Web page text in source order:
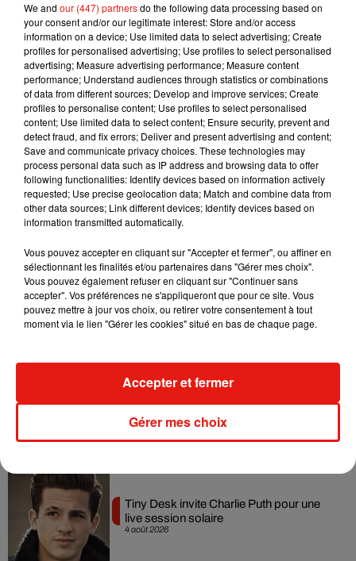
7 août 2026
Madonna sort enfin le remix de « Love
Sensation » avec Kylie Minogue
7 août 2026
Tayc et Didi B dévoilent le single le plus
dansant de l’année
7 août 2026
Angèle et Amélie Lens dévoilent leur
collaboration tant attendue
5 août 2026
4 août 2026
Tiny Desk invite Charlie Puth pour une
live session solaire
We and our (447) partnersdo the following data processing based on
your consent and/or our legitimate interest: Store and/or access
information on a device; Use limited data to select advertising; Create
profiles for personalised advertising; Use profiles to select personalised
advertising; Measure advertising performance; Measure content
performance; Understand audiences through statistics or combinations
of data from different sources; Develop and improve services; Create
profiles to personalise content; Use profiles to select personalised
content; Use limited data to select content; Ensure security, prevent and
detect fraud, and fix errors; Deliver and present advertising and content;
Save and communicate privacy choices. These technologies may
process personal data such as IP address and browsing data to offer
following functionalities: Identify devices based on information actively
requested; Use precise geolocation data; Match and combine data from
other data sources; Link different devices; Identify devices based on
information transmitted automatically.
Vous pouvez accepter en cliquant sur "Accepter et fermer", ou affiner en
sélectionnant les finalités et/ou partenaires dans "Gérer mes choix".
Vous pouvez également refuser en cliquant sur "Continuer sans
accepter". Vos préférences ne s'appliqueront que pour ce site. Vous
pouvez mettre à jour vos choix, ou retirer votre consentement à tout
moment via le lien "Gérer les cookies" situé en bas de chaque page.
Gérer mes choix
Accepter et fermer